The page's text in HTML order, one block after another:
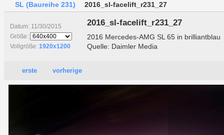
SL (Baureihe 231)
2016_sl-facelift_r231_27
Datum: 11/30/2015
Größe:
Vollgröße: 1920x1200
2016_sl-facelift_r231_27
2016 Mercedes-AMG SL 65 in brilliantblau
Quelle: Daimler Media
erste vorherige